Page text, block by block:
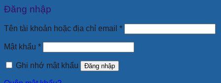
Đăng nhập
Tên tài khoản hoặc địa chỉ email *Bắt
buộc
Mật khẩu *Bắt
buộc
Ghi nhớ mật khẩu
Đăng nhập